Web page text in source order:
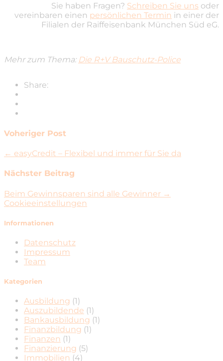
Sie haben Fragen? Schreiben Sie uns oder
vereinbaren einen persönlichen Termin in einer der
Filialen der Raiffeisenbank München Süd eG.
Mehr zum Thema: Die R+V Bauschutz-Police
Share:
Voheriger Post
← easyCredit – Flexibel und immer für Sie da
Nächster Beitrag
Beim Gewinnsparen sind alle Gewinner →
Cookieeinstellungen
Informationen
Datenschutz
Impressum
Team
Kategorien
Ausbildung (1)
Auszubildende (1)
Bankausbildung (1)
Finanzbildung (1)
Finanzen (1)
Finanzierung (5)
Immobilien (4)